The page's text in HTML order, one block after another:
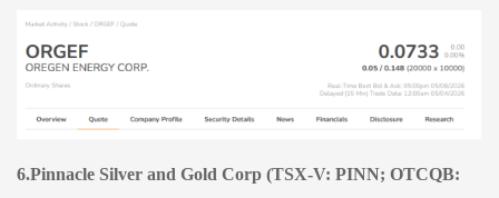
6.Pinnacle Silver and Gold Corp (TSX-V: PINN; OTCQB: